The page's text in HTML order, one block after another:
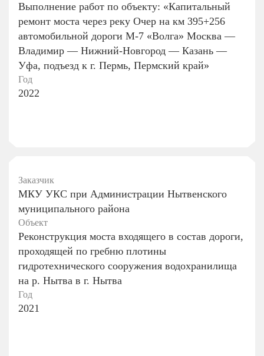
Выполнение работ по объекту: «Капитальный
ремонт моста через реку Очер на км 395+256
автомобильной дороги М-7 «Волга» Москва —
Владимир — Нижний-Новгород — Казань —
Уфа, подъезд к г. Пермь, Пермский край»
Год
2022
Заказчик
МКУ УКС при Администрации Нытвенского
муниципального района
Объект
Реконструкция моста входящего в состав дороги,
проходящей по гребню плотины
гидротехнического сооружения водохранилища
на р. Нытва в г. Нытва
Год
2021